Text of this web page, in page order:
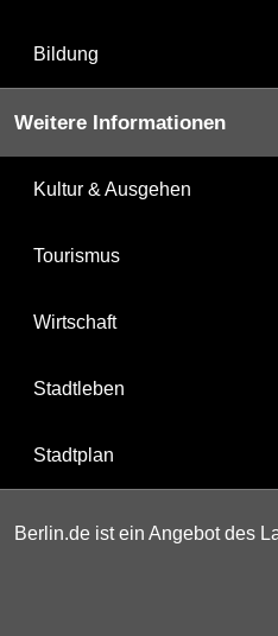
Bildung
Weitere Informationen
Kultur & Ausgehen
Tourismus
Wirtschaft
Stadtleben
Stadtplan
Berlin.de ist ein Angebot des